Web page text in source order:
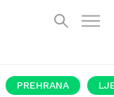
PREHRANA